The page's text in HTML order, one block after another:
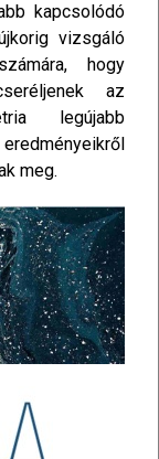
kapcsolódó
vizsgáló
hogy
az
legújabb
meg.